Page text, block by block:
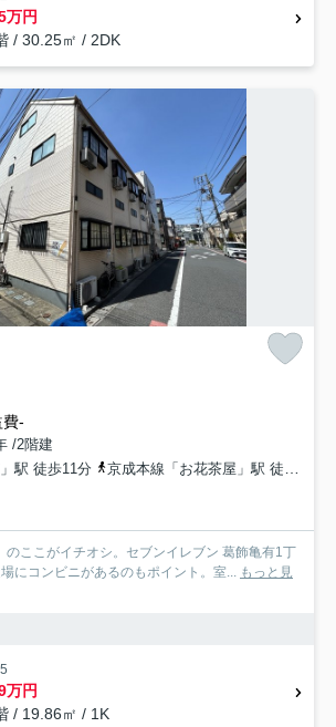
万円
/ 30.25㎡ / 2DK
-
/2階建
駅 徒歩11分
京成本線「お花茶屋」駅 徒歩23分
のここがイチオシ。セブンイレブン 葛飾亀有1丁
にコンビニがあるのもポイント。室... もっと見
万円
/ 19.86㎡ / 1K